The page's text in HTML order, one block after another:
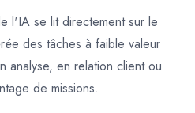
l'IA se lit directement sur le
des tâches à faible valeur
analyse, en relation client ou
de missions.